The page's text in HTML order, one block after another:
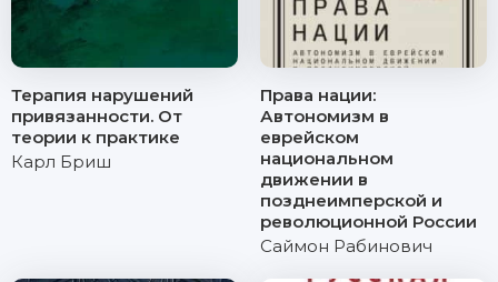
Терапия нарушений
привязанности. От
теории к практике
Карл Бриш
Права нации:
Автономизм в
еврейском
национальном
движении в
позднеимперской и
революционной России
Саймон Рабинович